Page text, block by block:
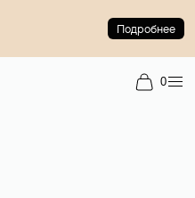
Подробнее
0